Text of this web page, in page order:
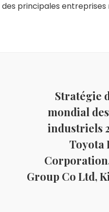
principales
Stratégie
mondial
industriels
Toyota
Group Co Ltd,